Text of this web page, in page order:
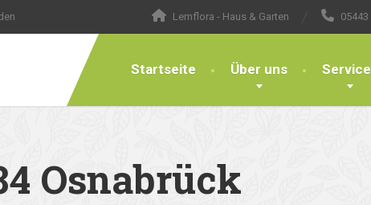
Lemflora - Haus & Garten 05443
Startseite Über uns
Osnabrück